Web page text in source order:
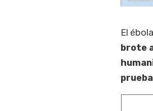
El
brote